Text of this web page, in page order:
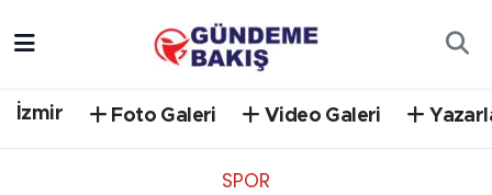
İzmir Foto Galeri Video Galeri
SPOR